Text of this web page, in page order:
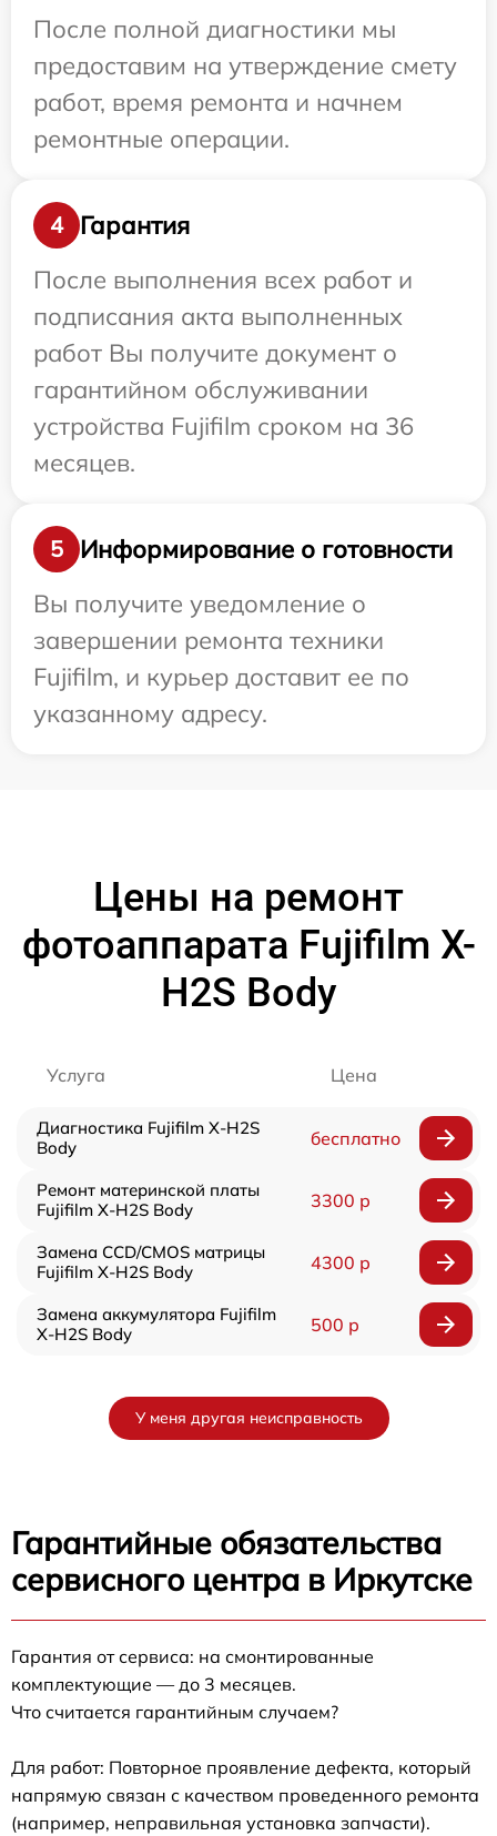
После полной диагностики мы
предоставим на утверждение смету
работ, время ремонта и начнем
ремонтные операции.
4
Гарантия
После выполнения всех работ и
подписания акта выполненных
работ Вы получите документ о
гарантийном обслуживании
устройства Fujifilm сроком на 36
месяцев.
5
Информирование о готовности
Вы получите уведомление о
завершении ремонта техники
Fujifilm, и курьер доставит ее по
указанному адресу.
Цены на ремонт
фотоаппарата Fujifilm X-
H2S Body
Услуга Цена
Диагностика Fujifilm X-H2S
Body
бесплатно
Ремонт материнской платы
Fujifilm X-H2S Body
3300 р
Замена CCD/CMOS матрицы
Fujifilm X-H2S Body
4300 р
Замена аккумулятора Fujifilm
X-H2S Body
500 р
У меня другая неисправность
Гарантийные обязательства
сервисного центра в Иркутске
Гарантия от сервиса: на смонтированные
комплектующие — до 3 месяцев.
Что считается гарантийным случаем?
Для работ: Повторное проявление дефекта, который
напрямую связан с качеством проведенного ремонта
(например, неправильная установка запчасти).